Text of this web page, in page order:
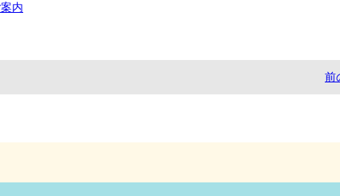
内
前